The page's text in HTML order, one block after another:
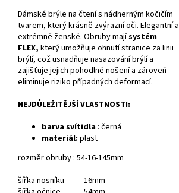
Dámské brýle na čtení s nádherným kočičím
tvarem, který krásně zvýrazní oči. Elegantní a
extrémně ženské. Obruby majísystém
FLEX, který umožňuje ohnutí stranice za linii
brýlí, což usnadňuje nasazování brýlí a
zajišťuje jejich pohodlné nošení a zároveň
eliminuje riziko případných deformací.
NEJDŮLEŽITĚJŠÍ VLASTNOSTI:
barva svítidla : černá
materiál: plast
rozměr obruby : 54-16-145mm
šířka nosníku 16mm